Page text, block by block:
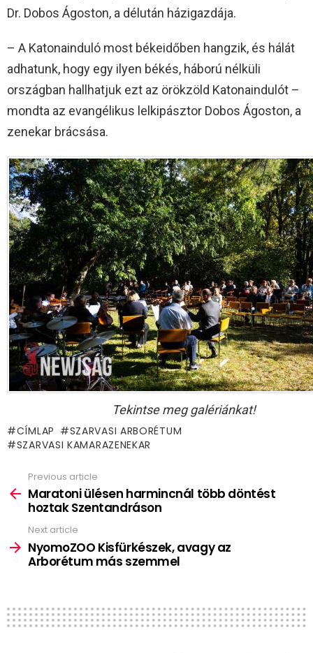
Dr. Dobos Ágoston, a délután házigazdája.
– A Katonainduló most békeidőben hangzik, és hálát
adhatunk, hogy egy ilyen békés, háború nélküli
országban hallhatjuk ezt az örökzöld Katonaindulót –
mondta az evangélikus lelkipásztor Dobos Ágoston, a
zenekar brácsása.
Tekintse meg galériánkat!
CÍMLAP
SZARVASI ARBORÉTUM
SZARVASI KAMARAZENEKAR
more
Previous article
Maratoni ülésen harmincnál több döntést
hoztak Szentandráson
Next article
NyomoZOO Kisfürkészek, avagy az
Arborétum más szemmel